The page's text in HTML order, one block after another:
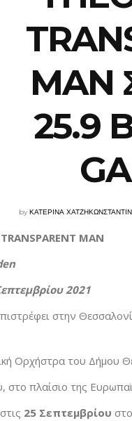
MAN
25.9
byΚΑΤΕΡΙΝΑ
MAN
2021
στην
Ορχήστρα του Δήμου
στο πλαίσιο της
25 Σεπτεμβρίου στο